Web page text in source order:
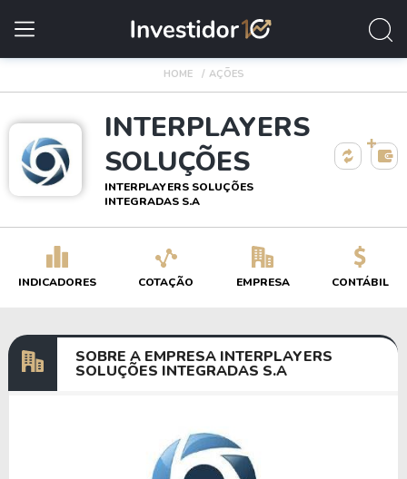
HOME AÇÕES
INTERPLAYERS
SOLUÇÕES
INTERPLAYERS SOLUÇÕES
INTEGRADAS S.A
INDICADORES COTAÇÃO EMPRESA CONTÁBIL
SOBRE A EMPRESA INTERPLAYERS
SOLUÇÕES INTEGRADAS S.A